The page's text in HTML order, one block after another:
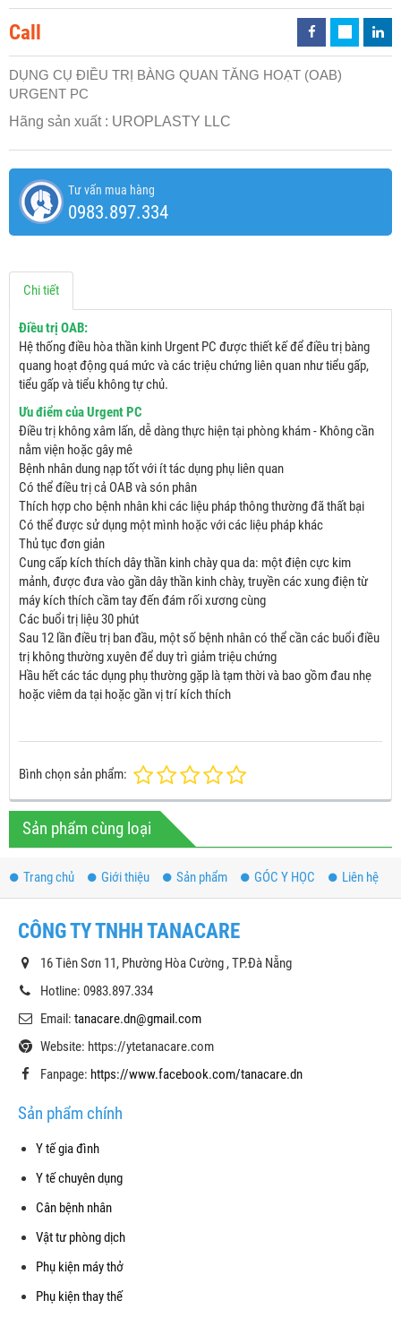
Call
DỤNG CỤ ĐIỀU TRỊ BÀNG QUAN TĂNG HOẠT (OAB)
URGENT PC
Hãng sản xuất : UROPLASTY LLC
Tư vấn mua hàng
0983.897.334
Chi tiết
Điều trị OAB:
Hệ thống điều hòa thần kinh Urgent PC được thiết kế để điều trị bàng
quang hoạt động quá mức và các triệu chứng liên quan như tiểu gấp,
tiểu gấp và tiểu không tự chủ.
Ưu điểm của Urgent PC
Điều trị không xâm lấn, dễ dàng thực hiện tại phòng khám - Không cần
nằm viện hoặc gây mê
Bệnh nhân dung nạp tốt với ít tác dụng phụ liên quan
Có thể điều trị cả OAB và són phân
Thích hợp cho bệnh nhân khi các liệu pháp thông thường đã thất bại
Có thể được sử dụng một mình hoặc với các liệu pháp khác
Thủ tục đơn giản
Cung cấp kích thích dây thần kinh chày qua da: một điện cực kim
mảnh, được đưa vào gần dây thần kinh chày, truyền các xung điện từ
máy kích thích cầm tay đến đám rối xương cùng
Các buổi trị liệu 30 phút
Sau 12 lần điều trị ban đầu, một số bệnh nhân có thể cần các buổi điều
trị không thường xuyên để duy trì giảm triệu chứng
Hầu hết các tác dụng phụ thường gặp là tạm thời và bao gồm đau nhẹ
hoặc viêm da tại hoặc gần vị trí kích thích
Bình chọn sản phẩm:
Sản phẩm cùng loại
Trang chủ Giới thiệu Sản phẩm GÓC Y HỌC Liên hệ
CÔNG TY TNHH TANACARE
16 Tiên Sơn 11, Phường Hòa Cường , TP.Đà Nẵng
Hotline: 0983.897.334
Email: tanacare.dn@gmail.com
Website: https://ytetanacare.com
Fanpage: https://www.facebook.com/tanacare.dn
Sản phẩm chính
Y tế gia đình
Y tế chuyên dụng
Cân bệnh nhân
Vật tư phòng dịch
Phụ kiện máy thở
Phụ kiện thay thế